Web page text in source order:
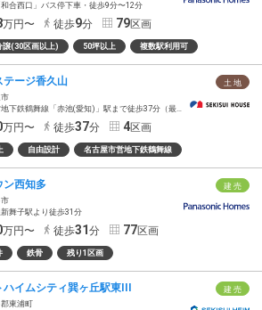
合西口」バス停下車・徒歩9分〜12分
万円〜 徒歩9分 79区画
譲(30区画以上) 50坪以上 複数駅利用可
土 地
テージ香久山
下鉄鶴舞線「赤池(愛知)」駅まで徒歩37分（最長）
万円〜 徒歩37分 4区画
自由設計 名古屋市営地下鉄鶴舞線
建 売
ン西知多
舞子駅より徒歩31分
万円〜 徒歩31 分 77区画
鉄骨 残り1区画
建 売
ハイムシティ巽ヶ丘駅東III
東浦町